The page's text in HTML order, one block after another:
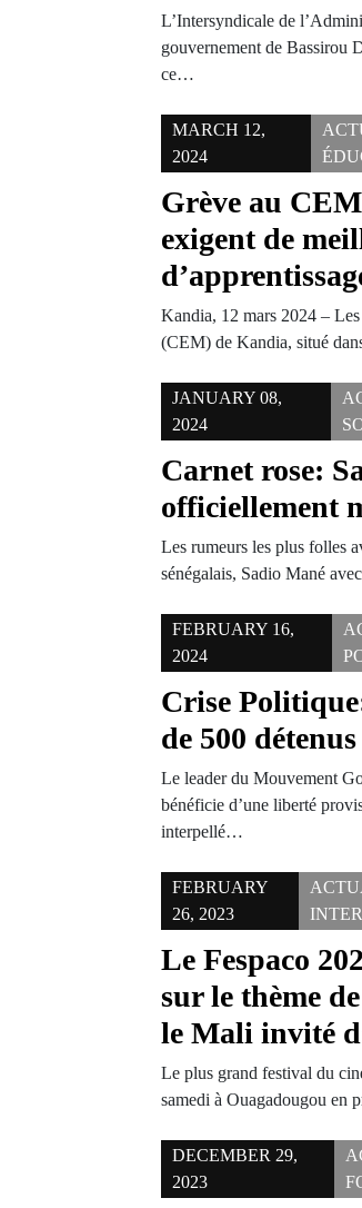
L’Intersyndicale de
gouvernement de Bassirou
ce…
MARCH 12,
2024
Grève au
exigent de
Kandia, 12 mars 2024 –
(CEM) de Kandia, situé
JANUARY 08,
2024
Carnet rose:
officiellement
Les rumeurs les plus folles
sénégalais, Sadio Mané
FEBRUARY 16,
2024
Crise
de 500
Le leader du Mouvement
bénéficie d’une liberté
interpellé…
FEBRUARY
26, 2023
Le Fespaco
sur le thème
le Mali invité
Le plus grand festival du
samedi à Ouagadougou en
DECEMBER 29,
2023